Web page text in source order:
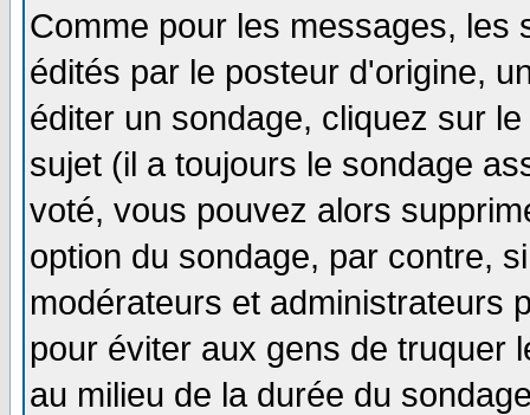
Comme pour les messages, les
édités par le posteur d'origine,
éditer un sondage, cliquez sur
sujet (il a toujours le sondage
voté, vous pouvez alors
option du sondage, par contre,
modérateurs et administrateurs
pour éviter aux gens de truquer
au milieu de la durée du